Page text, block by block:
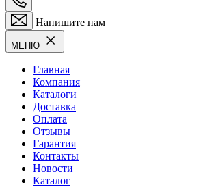
Напишите нам
МЕНЮ
Главная
Компания
Каталоги
Доставка
Оплата
Отзывы
Гарантия
Контакты
Новости
Каталог